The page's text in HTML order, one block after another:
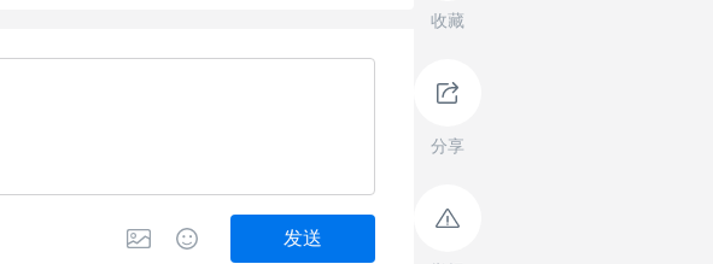
发送
收藏
分享